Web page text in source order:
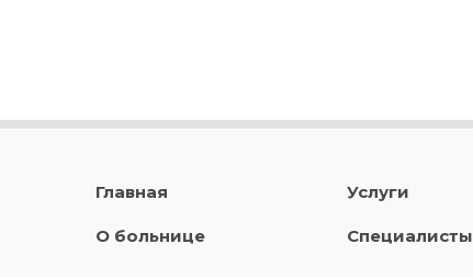
Главная
О больнице
Услуги
Специалисты